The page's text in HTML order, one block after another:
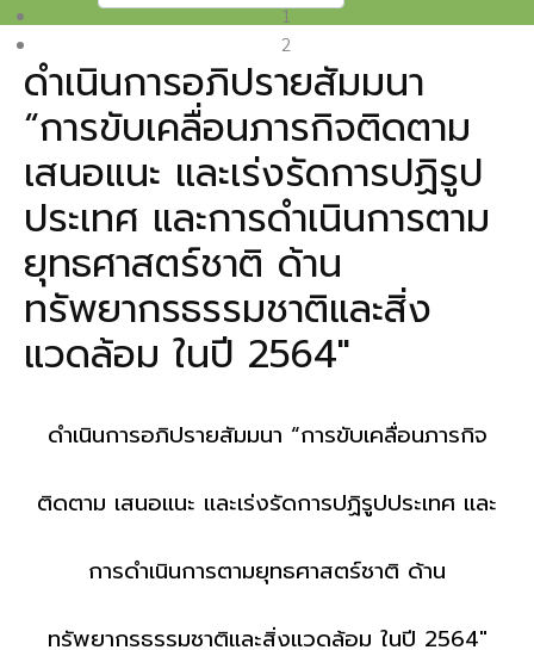
1
2
Type 2 or more characters for results.
ดำเนินการอภิปรายสัมมนา
“การขับเคลื่อนภารกิจติดตาม
เสนอแนะ และเร่งรัดการปฏิรูป
ประเทศ และการดำเนินการตาม
ยุทธศาสตร์ชาติ ด้าน
ทรัพยากรธรรมชาติและสิ่ง
แวดล้อม ในปี 2564"
ดำเนินการอภิปรายสัมมนา “การขับเคลื่อนภารกิจ
ติดตาม เสนอแนะ และเร่งรัดการปฏิรูปประเทศ และ
การดำเนินการตามยุทธศาสตร์ชาติ ด้าน
ทรัพยากรธรรมชาติและสิ่งแวดล้อม ในปี 2564"